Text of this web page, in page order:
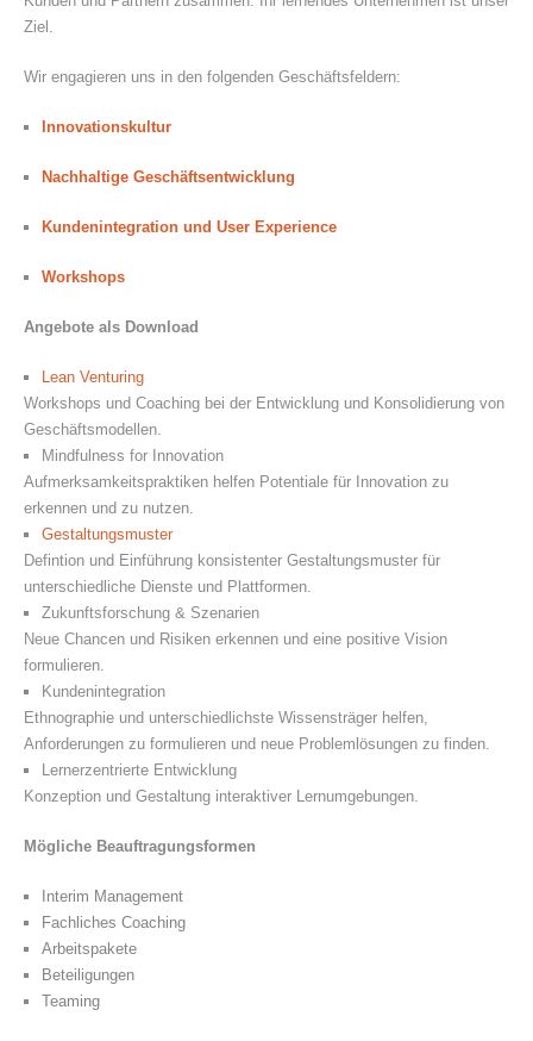
Ziel.
Wir engagieren uns in den folgenden Geschäftsfeldern:
Innovationskultur
Nachhaltige Geschäftsentwicklung
Kundenintegration und User Experience
Workshops
Angebote als Download
Lean Venturing
Workshops und Coaching bei der Entwicklung und Konsolidierung von
Geschäftsmodellen.
Mindfulness for Innovation
Aufmerksamkeitspraktiken helfen Potentiale für Innovation zu
erkennen und zu nutzen.
Gestaltungsmuster
Defintion und Einführung konsistenter Gestaltungsmuster für
unterschiedliche Dienste und Plattformen.
Zukunftsforschung & Szenarien
Neue Chancen und Risiken erkennen und eine positive Vision
formulieren.
Kundenintegration
Ethnographie und unterschiedlichste Wissensträger helfen,
Anforderungen zu formulieren und neue Problemlösungen zu finden.
Lernerzentrierte Entwicklung
Konzeption und Gestaltung interaktiver Lernumgebungen.
Mögliche Beauftragungsformen
Interim Management
Fachliches Coaching
Arbeitspakete
Beteiligungen
Teaming